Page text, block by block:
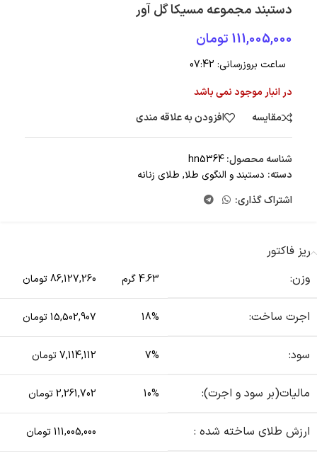
دستبند مجموعه مسیکا گل آور
111,005,000 تومان
ساعت بروزرسانی: 07:42
در انبار موجود نمی باشد
مقایسه
افزودن به علاقه مندی
شناسه محصول:hn5364
دسته: دستبند و النگوی طلا, طلای زنانه
اشتراک گذاری:
ریز فاکتور
وزن:
4.63 گرم 86,127,260 تومان
اجرت ساخت: 18% 15,502,907 تومان
سود: 7% 7,114,112 تومان
مالیات(بر سود و اجرت): 10% 2,261,702 تومان
ارزش طلای ساخته شده : 111,005,000 تومان